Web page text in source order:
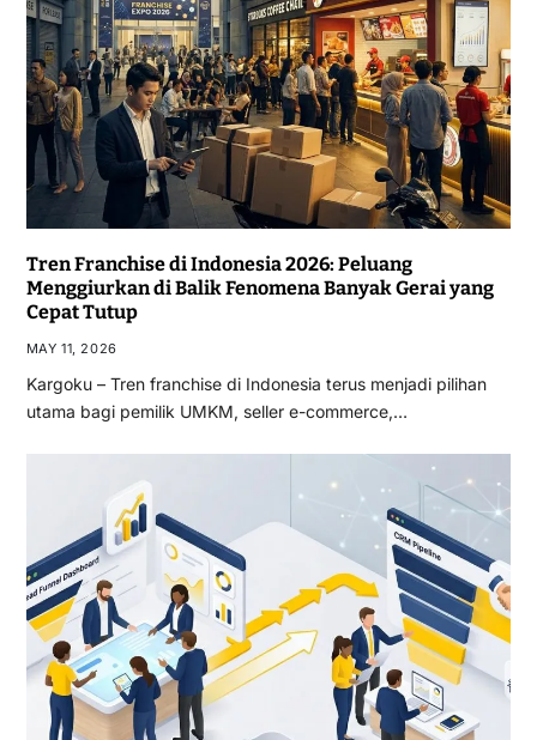
Tren Franchise di Indonesia 2026: Peluang
Menggiurkan di Balik Fenomena Banyak Gerai yang
Cepat Tutup
MAY 11, 2026
Kargoku – Tren franchise di Indonesia terus menjadi pilihan
utama bagi pemilik UMKM, seller e-commerce,…